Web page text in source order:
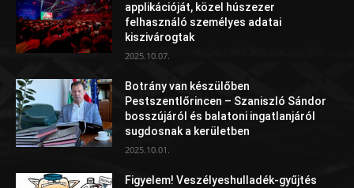
applikációját, közel húszezer
felhasználó személyes adatai
kiszivárogtak
2025.10.07.
Botrány van készülőben
Pestszentlőrincen – Szaniszló Sándor
bosszújáról és balatoni ingatlanjáról
sugdosnak a kerületben
2025.10.01.
Figyelem! Veszélyeshulladék-gyűjtés